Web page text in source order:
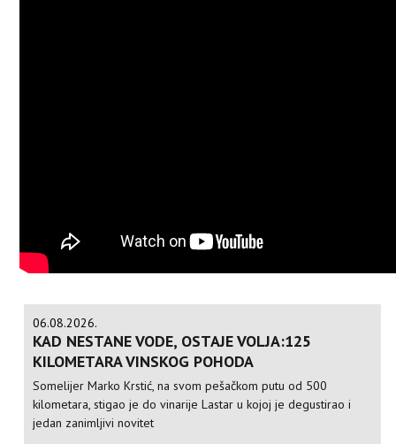
06.08.2026.
KAD NESTANE VODE, OSTAJE VOLJA:125
KILOMETARA VINSKOG POHODA
Somelijer Marko Krstić, na svom pešačkom putu od 500
kilometara, stigao je do vinarije Lastar u kojoj je degustirao i
jedan zanimljivi novitet